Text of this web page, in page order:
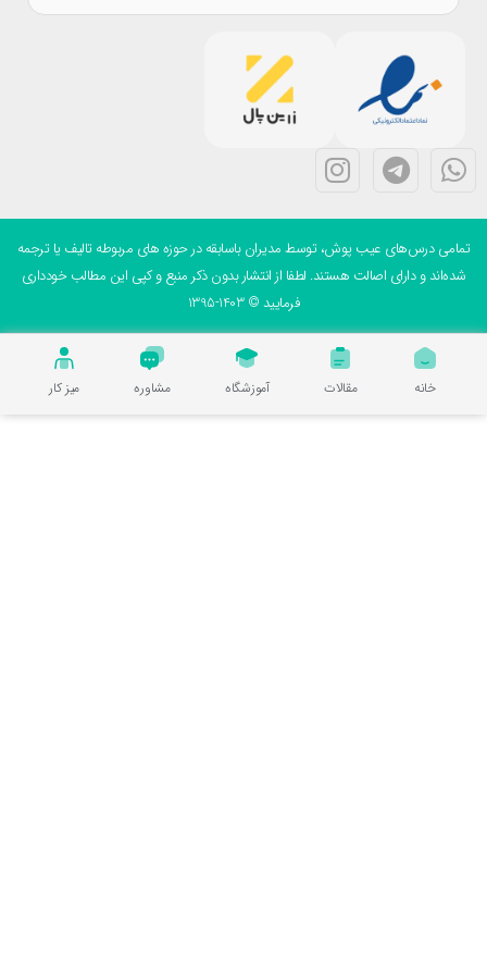
درس‌های عیب پوش، توسط مدیران باسابقه در حوزه های مربوطه تالیف یا ترجمه
و دارای اصالت هستند. لطفا از انتشار بدون ذکر منبع و کپی این مطالب خودداری
فرمایید © 1403-1395
مقالات آموزشگاه مشاوره